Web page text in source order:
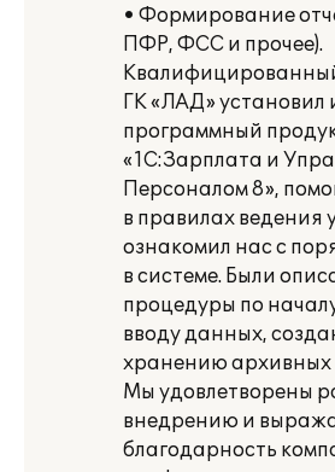
• Формирование
ПФР, ФСС и прочее).
ГК «ЛАД» установил
программный
«1С:Зарплата и
Персоналом 8»,
в правилах ведения
ознакомил нас с
в системе. Были
процедуры по
вводу данных,
хранению архивных
Мы удовлетворены
внедрению и
благодарность